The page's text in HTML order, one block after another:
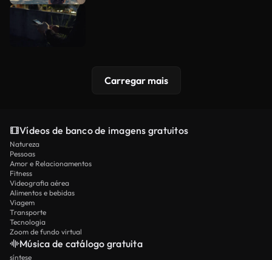
Carregar mais
Vídeos de banco de imagens gratuitos
Natureza
Pessoas
Amor e Relacionamentos
Fitness
Videografia aérea
Alimentos e bebidas
Viagem
Transporte
Tecnologia
Zoom de fundo virtual
Música de catálogo gratuita
síntese